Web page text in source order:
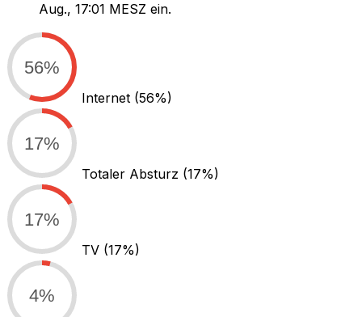
Aug., 17:01 MESZ ein.
56%
Internet (56%)
17%
Totaler Absturz (17%)
17%
TV (17%)
4%